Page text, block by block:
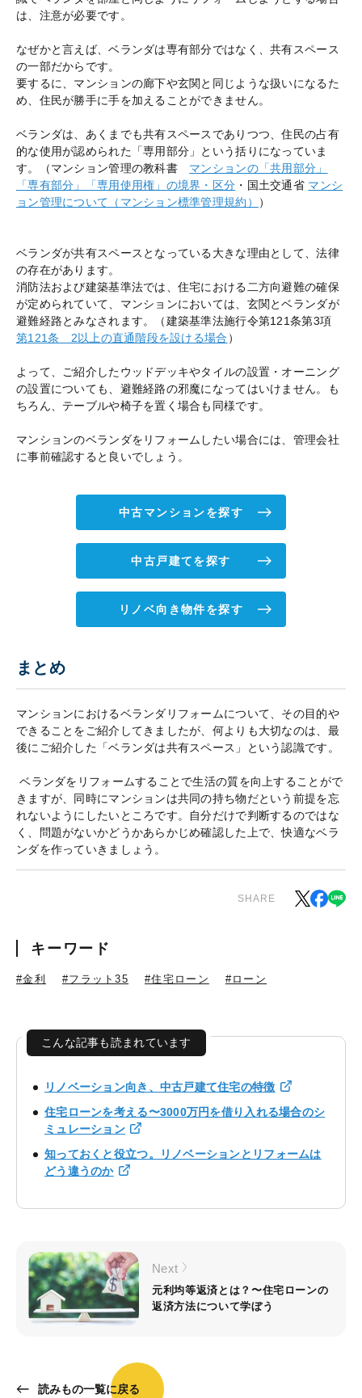
は、注意が必要です。
なぜかと言えば、ベランダは専有部分ではなく、共有スペース
の一部だからです。
要するに、マンションの廊下や玄関と同じような扱いになるた
め、住民が勝手に手を加えることができません。
ベランダは、あくまでも共有スペースでありつつ、住民の占有
的な使用が認められた「専用部分」という括りになっていま
す。（マンション管理の教科書 マンションの「共用部分」
「専有部分」「専用使用権」の境界・区分 ・国土交通省 マンシ
ョン管理について（マンション標準管理規約）
）
ベランダが共有スペースとなっている大きな理由として、法律
の存在があります。
消防法および建築基準法では、住宅における二方向避難の確保
が定められていて、マンションにおいては、玄関とベランダが
避難経路とみなされます。（建築基準法施行令第121条第3項
第121条 2以上の直通階段を設ける場合 ）
よって、ご紹介したウッドデッキやタイルの設置・オーニング
の設置についても、避難経路の邪魔になってはいけません。も
ちろん、テーブルや椅子を置く場合も同様です。
マンションのベランダをリフォームしたい場合には、管理会社
に事前確認すると良いでしょう。
中古マンションを探す
中古戸建てを探す
リノベ向き物件を探す
まとめ
マンションにおけるベランダリフォームについて、その目的や
できることをご紹介してきましたが、何よりも大切なのは、最
後にご紹介した「ベランダは共有スペース」という認識です。
ベランダをリフォームすることで生活の質を向上することがで
きますが、同時にマンションは共同の持ち物だという前提を忘
れないようにしたいところです。自分だけで判断するのではな
く、問題がないかどうかあらかじめ確認した上で、快適なベラ
ンダを作っていきましょう。
SHARE
キーワード
#金利 #フラット35 #住宅ローン #ローン
こんな記事も読まれています
リノベーション向き、中古戸建て住宅の特徴
住宅ローンを考える〜3000万円を借り入れる場合のシ
ミュレーション
知っておくと役立つ。リノベーションとリフォームは
どう違うのか
読みもの一覧に戻る
Next
元利均等返済とは？〜住宅ローンの
返済方法について学ぼう